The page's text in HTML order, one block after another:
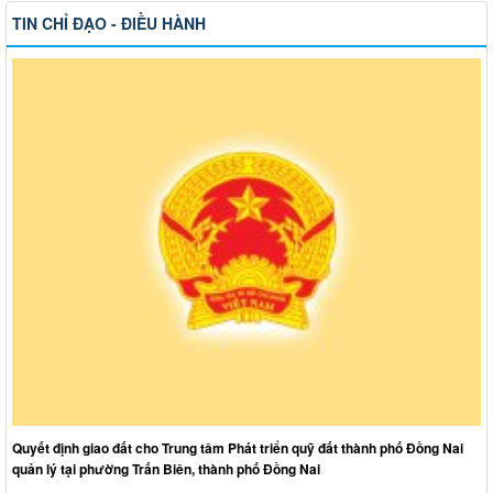
TIN CHỈ ĐẠO - ĐIỀU HÀNH
Quyết định giao đất cho Trung tâm Phát triển quỹ đất thành phố Đồng Nai
quản lý tại phường Trấn Biên, thành phố Đồng Nai